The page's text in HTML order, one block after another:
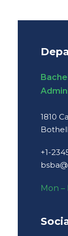
1810
+1-
Mon –